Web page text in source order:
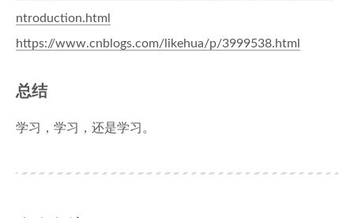
ntroduction.html
https://www.cnblogs.com/likehua/p/3999538.html
总结
学习，学习，还是学习。